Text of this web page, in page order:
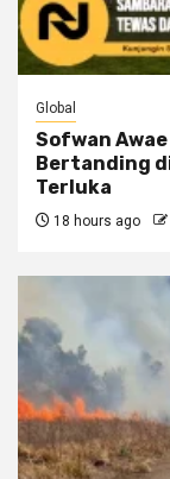
Global
Sofwan
Bertanding
Terluka
18 hours ago